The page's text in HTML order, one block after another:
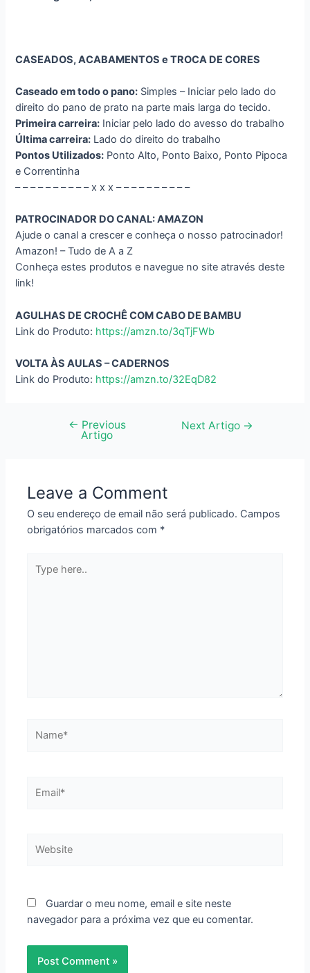
CASEADOS, ACABAMENTOS e TROCA DE CORES
Caseado em todo o pano: Simples – Iniciar pelo lado do
direito do pano de prato na parte mais larga do tecido.
Primeira carreira: Iniciar pelo lado do avesso do trabalho
Última carreira: Lado do direito do trabalho
Pontos Utilizados: Ponto Alto, Ponto Baixo, Ponto Pipoca
e Correntinha
– – – – – – – – – – x x x – – – – – – – – – –
PATROCINADOR DO CANAL: AMAZON
Ajude o canal a crescer e conheça o nosso patrocinador!
Amazon! – Tudo de A a Z
Conheça estes produtos e navegue no site através deste
link!
AGULHAS DE CROCHÊ COM CABO DE BAMBU
Link do Produto: https://amzn.to/3qTjFWb
VOLTA ÀS AULAS – CADERNOS
Link do Produto: https://amzn.to/32EqD82
Navegação
← Previous
Artigo
Next Artigo →
Leave a Comment
O seu endereço de email não será publicado. Campos
obrigatórios marcados com *
here..
Guardar o meu nome, email e site neste
navegador para a próxima vez que eu comentar.